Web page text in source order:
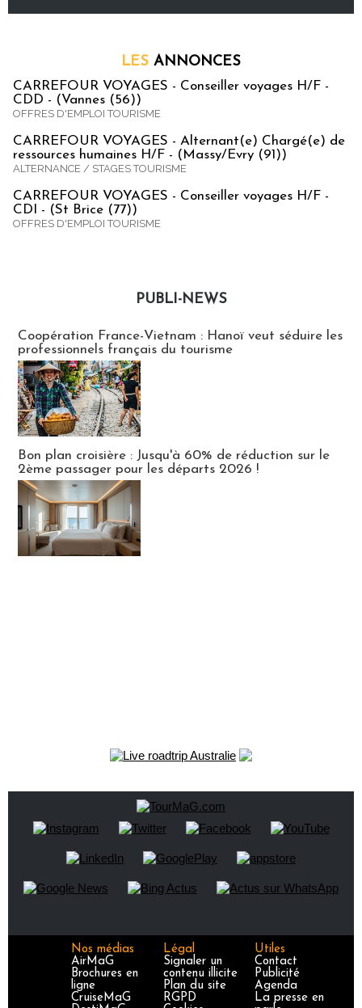
LES ANNONCES
CARREFOUR VOYAGES - Conseiller voyages H/F -
CDD - (Vannes (56))
OFFRES D'EMPLOI TOURISME
CARREFOUR VOYAGES - Alternant(e) Chargé(e) de
ressources humaines H/F - (Massy/Evry (91))
ALTERNANCE / STAGES TOURISME
CARREFOUR VOYAGES - Conseiller voyages H/F -
CDI - (St Brice (77))
OFFRES D'EMPLOI TOURISME
PUBLI-NEWS
Coopération France-Vietnam : Hanoï veut séduire les
professionnels français du tourisme
Bon plan croisière : Jusqu'à 60% de réduction sur le
2ème passager pour les départs 2026 !
Nos médias
AirMaG
Brochures en
ligne
CruiseMaG
Légal
Signaler un
contenu illicite
Plan du site
RGPD
Utiles
Contact
Publicité
Agenda
La presse en